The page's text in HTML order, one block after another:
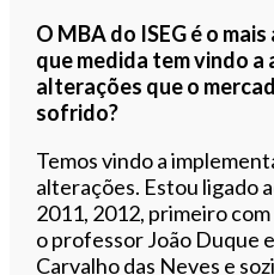
O MBA do ISEG é o
que medida tem vindo a
alterações que o
sofrido?
Temos vindo a
alterações. Estou ligado
2011, 2012, primeiro
o professor João Duque
Carvalho das Neves e